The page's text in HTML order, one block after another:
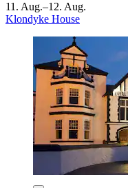
11. Aug.–12. Aug.
Klondyke House